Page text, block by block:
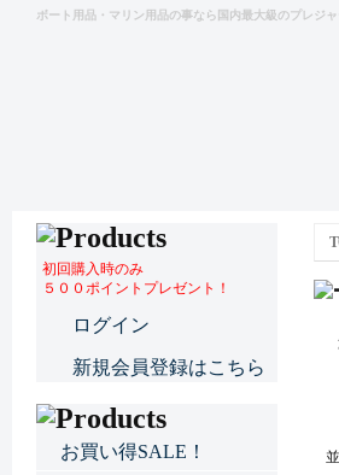
ボート用品・マリン用品の事なら国内最大級のプレジ
初回購入時のみ
５００ポイントプレゼント！
ログイン
新規会員登録はこちら
お買い得SALE！